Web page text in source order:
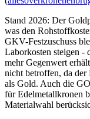
Stand 2026: Der
was den
GKV-Festzuschuss
Laborkosten steigen -
mehr Gegenwert
nicht betroffen, da
als Gold. Auch die
für Edelmetallkronen
Materialwahl